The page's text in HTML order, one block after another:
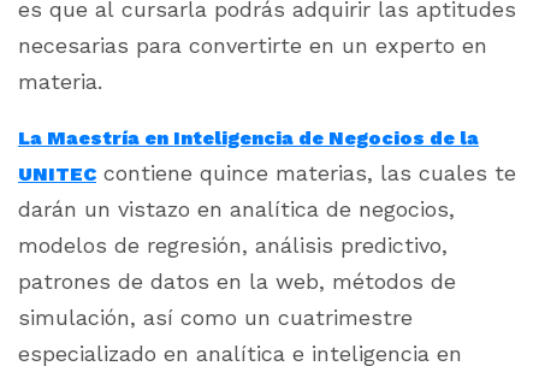
es que al cursarla podrás adquirir las aptitudes
necesarias para convertirte en un experto en
materia.
La Maestría en Inteligencia de Negocios de la
UNITEC contiene quince materias, las cuales te
darán un vistazo en analítica de negocios,
modelos de regresión, análisis predictivo,
patrones de datos en la web, métodos de
simulación, así como un cuatrimestre
especializado en analítica e inteligencia en